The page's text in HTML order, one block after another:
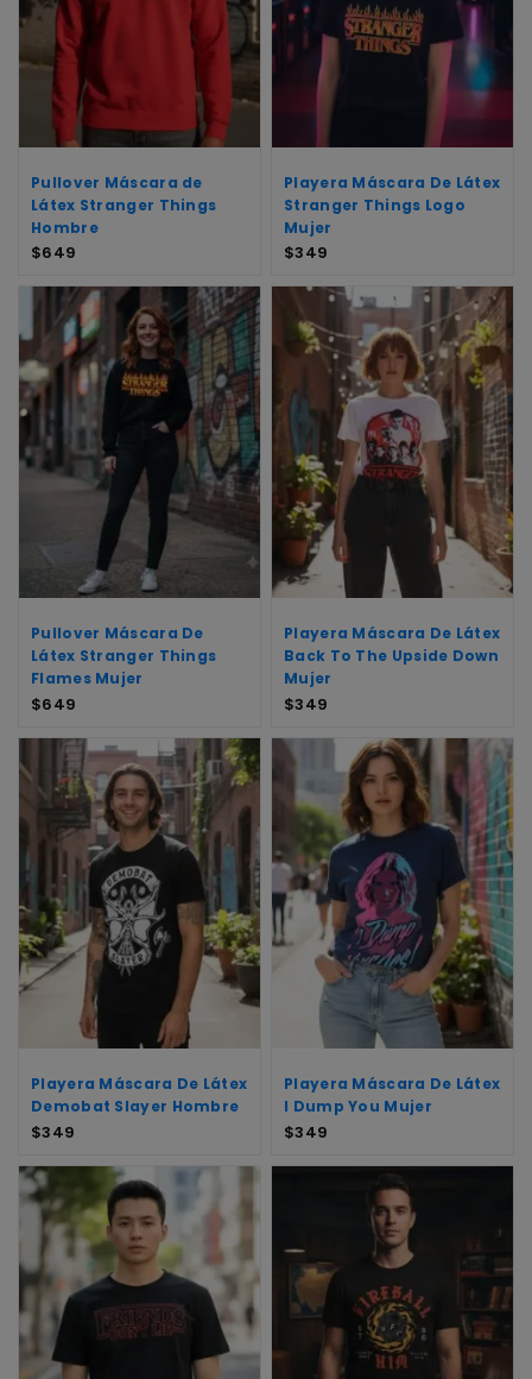
Pullover Máscara de
Látex Stranger Things
Hombre
$649
Playera Máscara De Látex
Stranger Things Logo
Mujer
$349
Pullover Máscara De
Látex Stranger Things
Flames Mujer
$649
Playera Máscara De Látex
Back To The Upside Down
Mujer
$349
Playera Máscara De Látex
Demobat Slayer Hombre
$349
Playera Máscara De Látex
I Dump You Mujer
$349